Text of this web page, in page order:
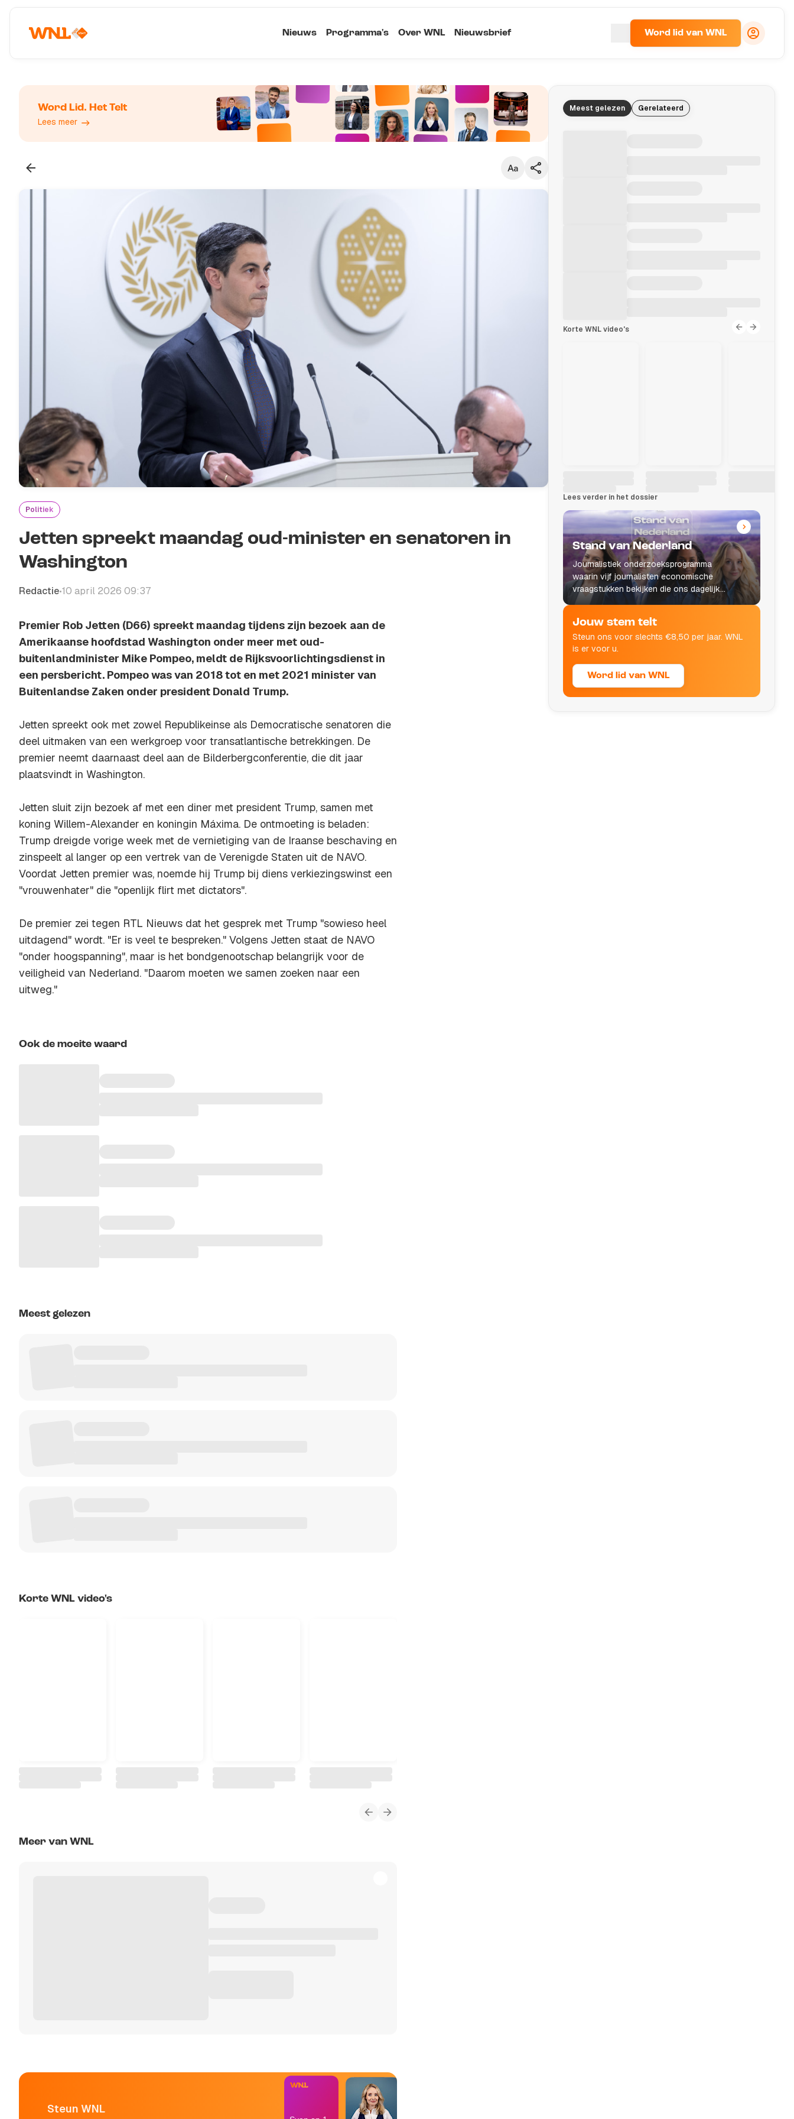
Nieuws Programma's Over WNL Nieuwsbrief Word lid van WNL
Word Lid. Het Telt
Lees meer
Politiek
Jetten spreekt maandag oud-minister en senatoren in
Washington
Redactie•10 april 2026 09:37
Premier Rob Jetten (D66) spreekt maandag tijdens zijn bezoek aan de
Amerikaanse hoofdstad Washington onder meer met oud-
buitenlandminister Mike Pompeo, meldt de Rijksvoorlichtingsdienst in
een persbericht. Pompeo was van 2018 tot en met 2021 minister van
Buitenlandse Zaken onder president Donald Trump.
Jetten spreekt ook met zowel Republikeinse als Democratische senatoren die
deel uitmaken van een werkgroep voor transatlantische betrekkingen. De
premier neemt daarnaast deel aan de Bilderbergconferentie, die dit jaar
plaatsvindt in Washington.
Jetten sluit zijn bezoek af met een diner met president Trump, samen met
koning Willem-Alexander en koningin Máxima. De ontmoeting is beladen:
Trump dreigde vorige week met de vernietiging van de Iraanse beschaving en
zinspeelt al langer op een vertrek van de Verenigde Staten uit de NAVO.
Voordat Jetten premier was, noemde hij Trump bij diens verkiezingswinst een
"vrouwenhater" die "openlijk flirt met dictators".
De premier zei tegen RTL Nieuws dat het gesprek met Trump "sowieso heel
uitdagend" wordt. "Er is veel te bespreken." Volgens Jetten staat de NAVO
"onder hoogspanning", maar is het bondgenootschap belangrijk voor de
veiligheid van Nederland. "Daarom moeten we samen zoeken naar een
uitweg."
Ook de moeite waard
Meest gelezen
Korte WNL video's
Meer van WNL
Steun WNL
Meest gelezen Gerelateerd
Korte WNL video's
Lees verder in het dossier
Stand van Nederland
Journalistiek onderzoeksprogramma
waarin vijf journalisten economische
vraagstukken bekijken die ons dagelijks
leven raken.
Jouw stem telt
Steun ons voor slechts €8,50 per jaar. WNL
is er voor u.
Word lid van WNL